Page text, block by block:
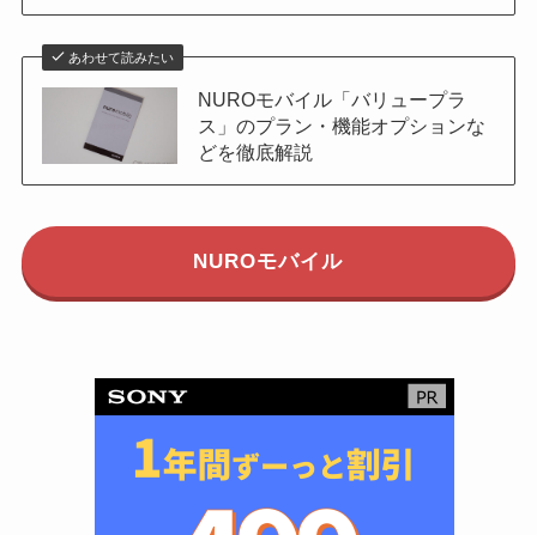
あわせて読みたい
NUROモバイル「バリュープラ
ス」のプラン・機能オプションな
どを徹底解説
NUROモバイル